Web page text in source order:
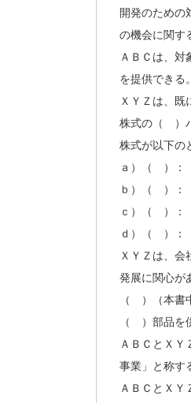
開発のための
の機会に関す
ＡＢＣは、
を提供できる。
ＸＹＺは、
株式の（ ）
株式が以下の
ａ）（ ）：
ｂ）（ ）：
ｃ）（ ）：
ｄ）（ ）：
ＸＹＺは、会
発展に関心が
（ ）（本書
（ ）部品を
ＡＢＣとＸ
事業」と称す
ＡＢＣとＸＹ